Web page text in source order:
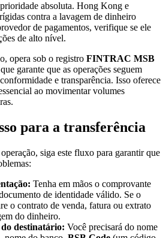
absoluta. Hong Kong e
contra a lavagem de dinheiro
de pagamentos, verifique se ele
de alto nível.
opera sob o registro FINTRAC MSB
garante que as operações seguem
e transparência. Isso oferece
ao movimentar volumes
para a transferência
siga este fluxo para garantir que
Tenha em mãos o comprovante
de identidade válido. Se o
o contrato de venda, fatura ou extrato
do dinheiro.
destinatário: Você precisará do nome